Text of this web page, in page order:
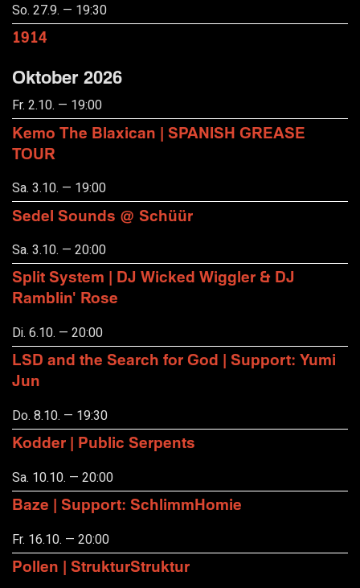
So. 27.9. — 19:30
1914
Oktober 2026
Fr. 2.10. — 19:00
Kemo The Blaxican | SPANISH GREASE
TOUR
Sa. 3.10. — 19:00
Sedel Sounds @ Schüür
Sa. 3.10. — 20:00
Split System | DJ Wicked Wiggler & DJ
Ramblin' Rose
Di. 6.10. — 20:00
LSD and the Search for God | Support: Yumi
Jun
Do. 8.10. — 19:30
Kodder | Public Serpents
Sa. 10.10. — 20:00
Baze | Support: SchlimmHomie
Fr. 16.10. — 20:00
Pollen | StrukturStruktur